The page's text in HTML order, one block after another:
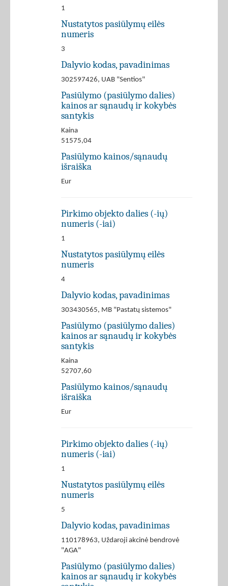
1
Nustatytos pasiūlymų eilės
numeris
3
Dalyvio kodas, pavadinimas
302597426, UAB "Sentios"
Pasiūlymo (pasiūlymo dalies)
kainos ar sąnaudų ir kokybės
santykis
Kaina
51575,04
Pasiūlymo kainos/sąnaudų
išraiška
Eur
Pirkimo objekto dalies (-ių)
numeris (-iai)
1
Nustatytos pasiūlymų eilės
numeris
4
Dalyvio kodas, pavadinimas
303430565, MB "Pastatų sistemos"
Pasiūlymo (pasiūlymo dalies)
kainos ar sąnaudų ir kokybės
santykis
Kaina
52707,60
Pasiūlymo kainos/sąnaudų
išraiška
Eur
Pirkimo objekto dalies (-ių)
numeris (-iai)
1
Nustatytos pasiūlymų eilės
numeris
5
Dalyvio kodas, pavadinimas
110178963, Uždaroji akcinė bendrovė
"AGA"
Pasiūlymo (pasiūlymo dalies)
kainos ar sąnaudų ir kokybės